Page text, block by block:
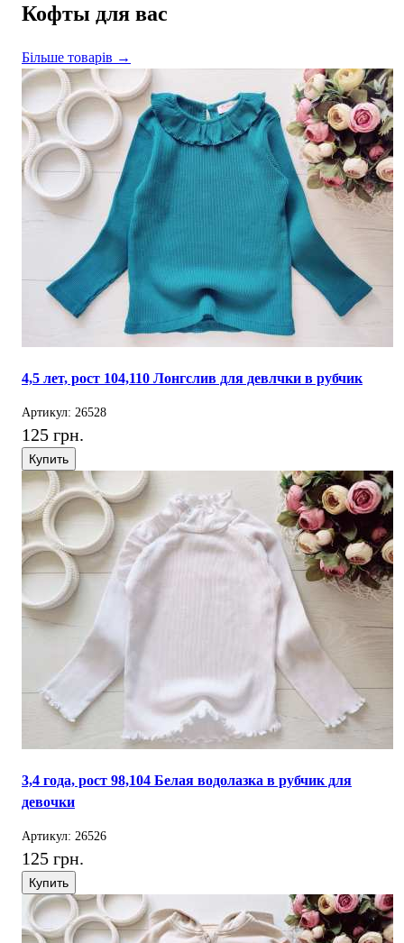
Кофты для вас
Більше товарів →
4,5 лет, рост 104,110 Лонгслив для девлчки в рубчик
Артикул: 26528
125 грн.
Купить
3,4 года, рост 98,104 Белая водолазка в рубчик для
девочки
Артикул: 26526
125 грн.
Купить